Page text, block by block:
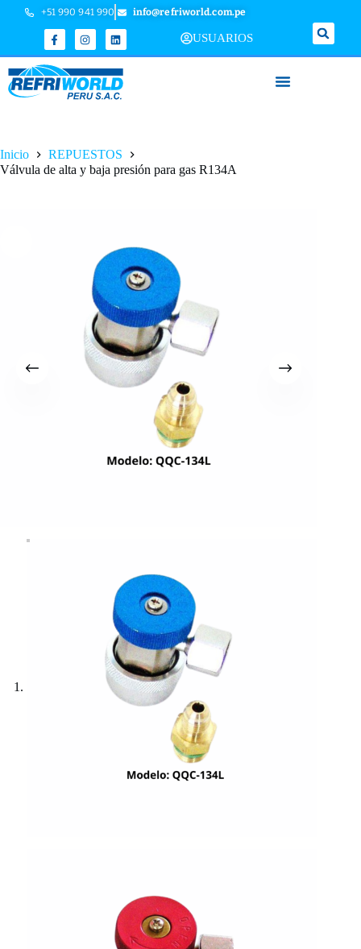
+51 990 941 990 info@refriworld.com.pe
USUARIOS
Inicio
REPUESTOS
Válvula de alta y baja presión para gas R134A